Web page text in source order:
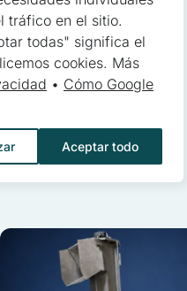
tráfico en el sitio.
todas" significa el
cookies. Más
• Cómo Google
Aceptar todo
comprender cómo los
través de los sitios web. El
lo tanto, más valiosos para